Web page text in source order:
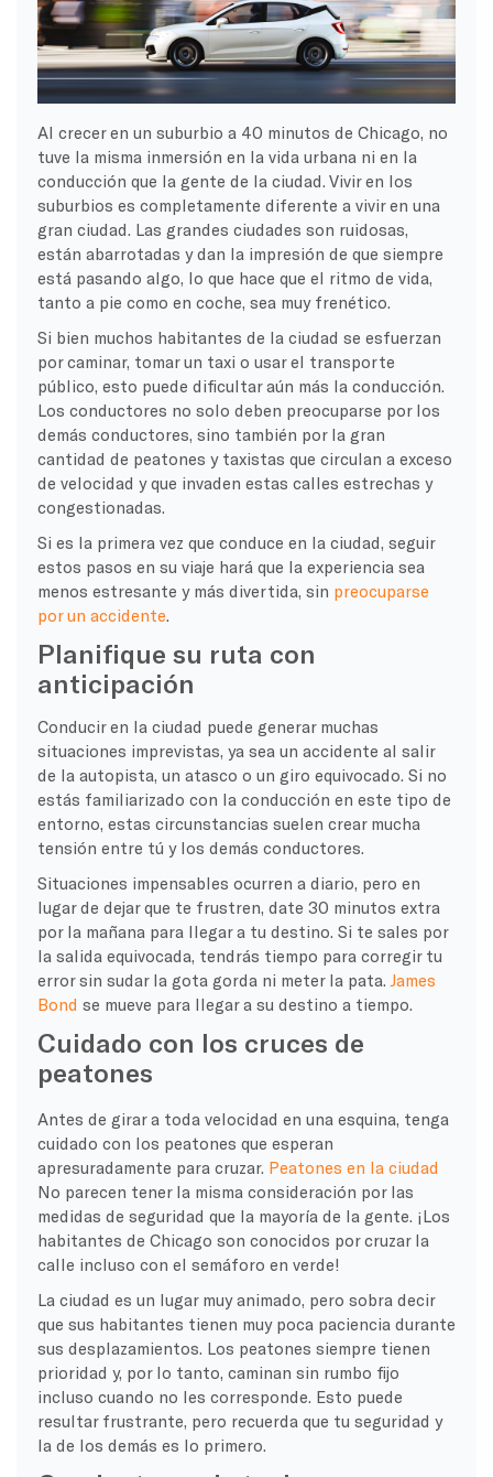
Al crecer en un suburbio a 40 minutos de Chicago, no
tuve la misma inmersión en la vida urbana ni en la
conducción que la gente de la ciudad. Vivir en los
suburbios es completamente diferente a vivir en una
gran ciudad. Las grandes ciudades son ruidosas,
están abarrotadas y dan la impresión de que siempre
está pasando algo, lo que hace que el ritmo de vida,
tanto a pie como en coche, sea muy frenético.
Si bien muchos habitantes de la ciudad se esfuerzan
por caminar, tomar un taxi o usar el transporte
público, esto puede dificultar aún más la conducción.
Los conductores no solo deben preocuparse por los
demás conductores, sino también por la gran
cantidad de peatones y taxistas que circulan a exceso
de velocidad y que invaden estas calles estrechas y
congestionadas.
Si es la primera vez que conduce en la ciudad, seguir
estos pasos en su viaje hará que la experiencia sea
menos estresante y más divertida, sin preocuparse
por un accidente
Planifique su ruta con
anticipación
Conducir en la ciudad puede generar muchas
situaciones imprevistas, ya sea un accidente al salir
de la autopista, un atasco o un giro equivocado. Si no
estás familiarizado con la conducción en este tipo de
entorno, estas circunstancias suelen crear mucha
tensión entre tú y los demás conductores.
Situaciones impensables ocurren a diario, pero en
lugar de dejar que te frustren, date 30 minutos extra
por la mañana para llegar a tu destino. Si te sales por
la salida equivocada, tendrás tiempo para corregir tu
error sin sudar la gota gorda ni meter la pata. James
Bond se mueve para llegar a su destino a tiempo.
Cuidado con los cruces de
peatones
Antes de girar a toda velocidad en una esquina, tenga
cuidado con los peatones que esperan
apresuradamente para cruzar. Peatones en la ciudad
No parecen tener la misma consideración por las
medidas de seguridad que la mayoría de la gente. ¡Los
habitantes de Chicago son conocidos por cruzar la
calle incluso con el semáforo en verde!
La ciudad es un lugar muy animado, pero sobra decir
que sus habitantes tienen muy poca paciencia durante
sus desplazamientos. Los peatones siempre tienen
prioridad y, por lo tanto, caminan sin rumbo fijo
incluso cuando no les corresponde. Esto puede
resultar frustrante, pero recuerda que tu seguridad y
la de los demás es lo primero.